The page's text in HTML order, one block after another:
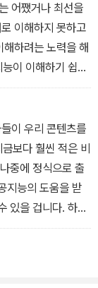
어쨌거나 최선을
이해하지 못하고
해하려는 노력을 해
이 이해하기 쉽게’
, 프롬프트를 입력
요합니다. 챗GPT
늘어나고, 프롬프
러워지며, 무엇보
이 우리 콘텐츠를
보다 훨씬 적은 비
중에 정식으로 출
지능의 도움을 받
있을 겁니다. 하지
가능합니다. 제가